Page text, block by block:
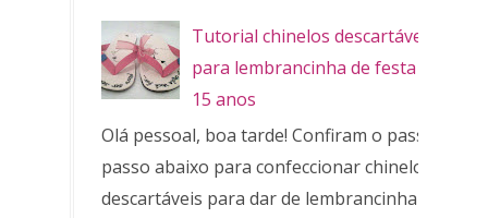
Tutorial chinelos descartáveis
para lembrancinha de festa de
15 anos
Olá pessoal, boa tarde! Confiram o passo a
passo abaixo para confeccionar chinelos
descartáveis para dar de lembrancinha de